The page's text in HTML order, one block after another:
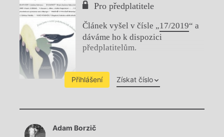
Pro předplatitele
Článek vyšel v čísle „17/2019“ a
dáváme ho k dispozici
předplatitelům.
Přihlášení Získat číslo
Chviličku.
Načítá se.
Adam Borzič